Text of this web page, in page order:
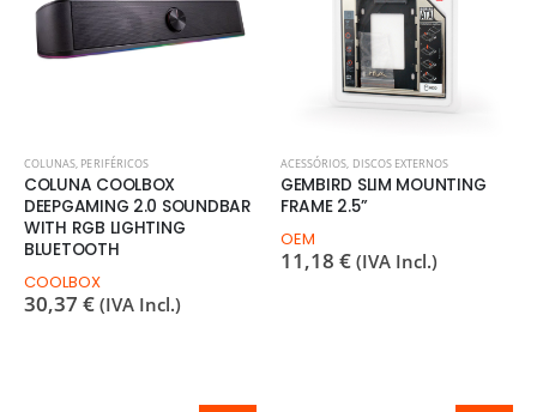
COLUNAS, PERIFÉRICOS
COLUNA COOLBOX
DEEPGAMING 2.0 SOUNDBAR
WITH RGB LIGHTING
BLUETOOTH
COOLBOX
30,37 € (IVA Incl.)
ACESSÓRIOS, DISCOS EXTERNOS
GEMBIRD SLIM MOUNTING
FRAME 2.5”
OEM
11,18 € (IVA Incl.)